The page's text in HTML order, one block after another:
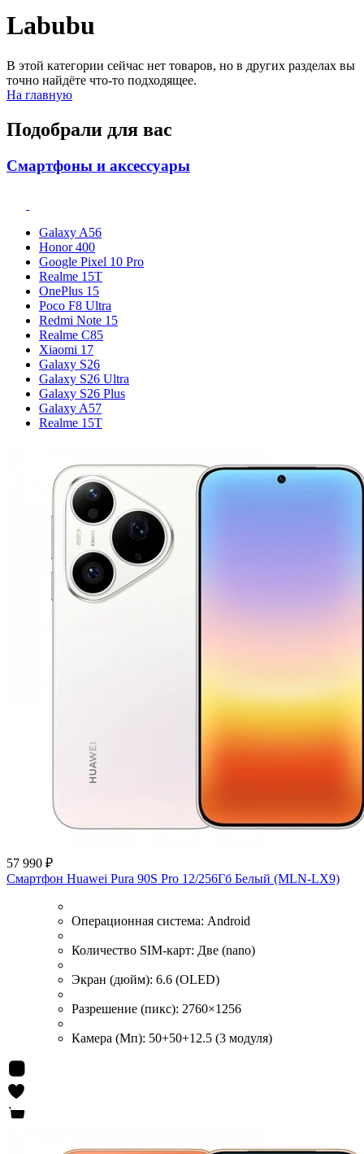
Labubu
В этой категории сейчас нет товаров, но в других разделах вы
точно найдёте что-то подходящее.
На главную
Подобрали для вас
Смартфоны и аксессуары
Galaxy A56
Honor 400
Google Pixel 10 Pro
Realme 15T
OnePlus 15
Poco F8 Ultra
Redmi Note 15
Realme C85
Xiaomi 17
Galaxy S26
Galaxy S26 Ultra
Galaxy S26 Plus
Galaxy A57
Realme 15T
57 990 ₽
Смартфон Huawei Pura 90S Pro 12/256Гб Белый (MLN-LX9)
Операционная система: Android
Количество SIM-карт: Две (nano)
Экран (дюйм): 6.6 (OLED)
Разрешение (пикс): 2760×1256
Камера (Мп): 50+50+12.5 (3 модуля)